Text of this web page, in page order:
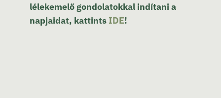
lélekemelő gondolatokkal indítani a
napjaidat, kattints IDE!